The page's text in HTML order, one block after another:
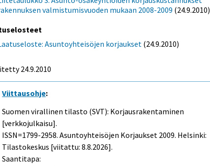
valmistumisvuoden mukaan 2008-2009 (24.9.2010)
Asuntoyhteisöjen korjaukset (24.9.2010)
24.9.2010
Viittausohje:
Suomen virallinen tilasto (SVT): Korjausrakentaminen
[verkkojulkaisu].
ISSN=1799-2958.Asuntoyhteisöjen Korjaukset 2009. Helsinki:
Tilastokeskus [viitattu: 8.8.2026].
Saantitapa: